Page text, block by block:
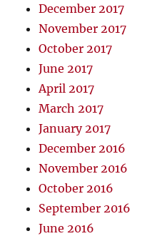
December 2017
November 2017
October 2017
June 2017
April 2017
March 2017
January 2017
December 2016
November 2016
October 2016
September 2016
June 2016